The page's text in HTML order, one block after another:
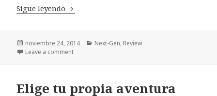
Sigue leyendo Análisis Randal’s Monday
Publicado
el
noviembre 24, 2014 Categorías
Next-Gen, Review
Leave a comment
Elige tu propia aventura